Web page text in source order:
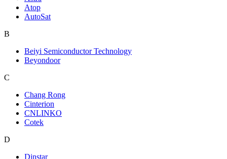
Atop
AutoSat
B
Beiyi Semiconductor Technology
Beyondoor
C
Chang Rong
Cinterion
CNLINKO
Cotek
D
Dinstar